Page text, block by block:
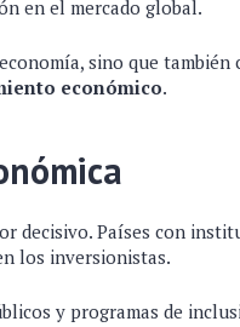
en el mercado global.
sino que también
económico.
decisivo. Países con
los inversionistas.
y programas de